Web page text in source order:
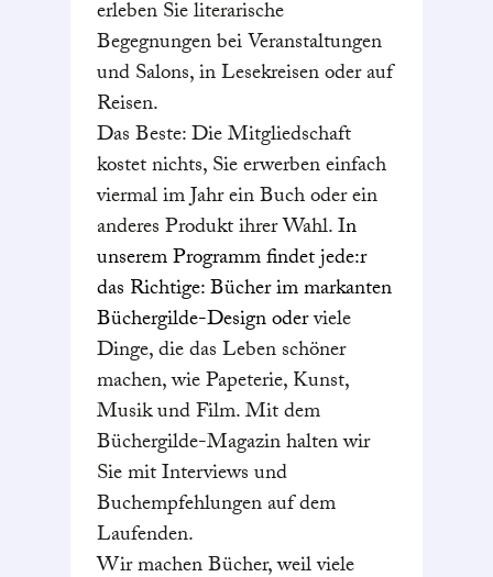
erleben Sie literarische
Begegnungen bei Veranstaltungen
und Salons, in Lesekreisen oder auf
Reisen.
Das Beste: Die Mitgliedschaft
kostet nichts, Sie erwerben einfach
viermal im Jahr ein Buch oder ein
anderes Produkt ihrer Wahl. In
unserem Programm findet jede:r
das Richtige: Bücher im markanten
Büchergilde-Design oderviele
Dinge, die das Leben schöner
machen, wie Papeterie, Kunst,
Musik und Film. Mit dem
Büchergilde-Magazin halten wir
Sie mit Interviews und
Buchempfehlungen auf dem
Laufenden.
Wir machen Bücher, weil viele